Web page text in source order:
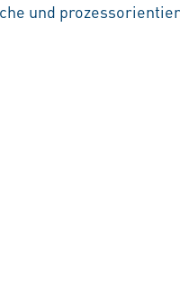
und